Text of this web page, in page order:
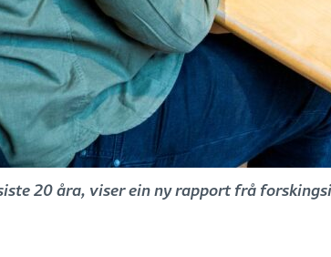
20 åra, viser ein ny rapport frå